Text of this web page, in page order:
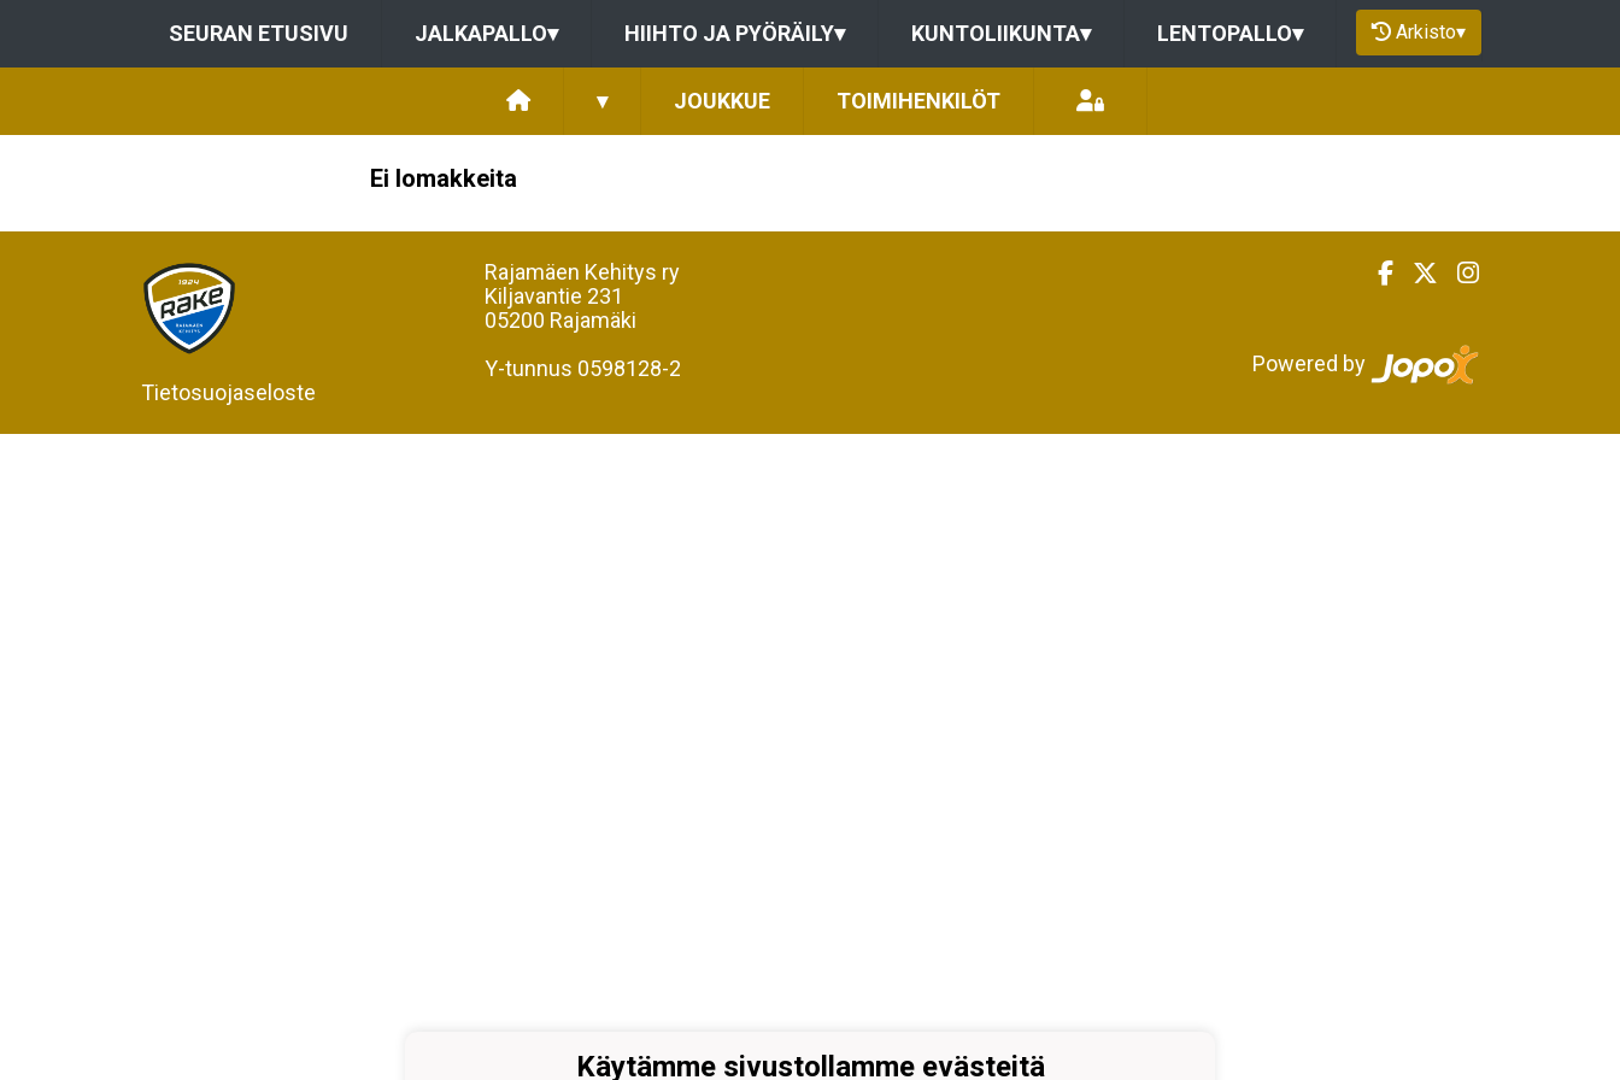
SEURAN ETUSIVU JALKAPALLO▾ HIIHTO JA PYÖRÄILY▾ KUNTOLIIKUNTA▾ LENTOPALLO▾ Arkisto▾
▾ JOUKKUE TOIMIHENKILÖT
Ei lomakkeita
Tietosuojaseloste
Rajamäen Kehitys ry
Kiljavantie 231
05200 Rajamäki
Y-tunnus 0598128-2
Powered by
Käytämme sivustollamme evästeitä